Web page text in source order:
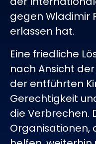
gegen Wladimir
erlassen hat.
Eine friedliche
nach Ansicht
der entführten
Gerechtigkeit
die Verbrechen.
Organisationen,